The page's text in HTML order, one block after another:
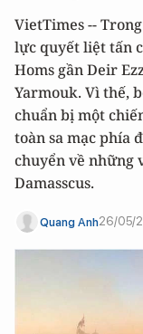
VietTimes --
lực quyết liệt tấn
Homs gần Deir
Yarmouk. Vì thế,
chuẩn bị một
toàn sa mạc phía
chuyển về những
Damasscus.
Quang Anh26/05/